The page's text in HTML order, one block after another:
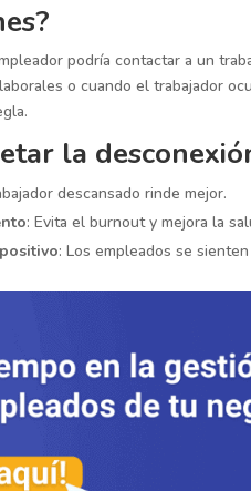
podría contactar a un
o cuando el trabajador
la
descansado rinde mejor.
: Evita el burnout y mejora la
: Los empleados se